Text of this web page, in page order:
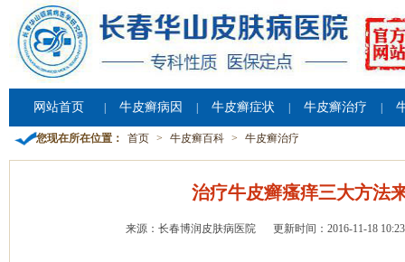
网站首页 牛皮癣病因 牛皮癣症状 牛皮癣治疗
您现在所在位置： 首页 > 牛皮癣百科 > 牛皮癣治疗
治疗牛皮癣瘙痒三大方法
来源：长春博润皮肤病医院 更新时间：2016-11-18